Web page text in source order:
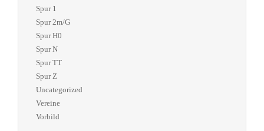
Spur 1
Spur 2m/G
Spur H0
Spur N
Spur TT
Spur Z
Uncategorized
Vereine
Vorbild